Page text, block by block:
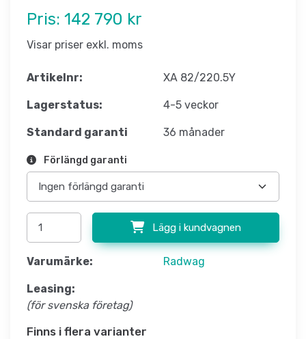
Pris: 142 790 kr
Visar priser exkl. moms
Artikelnr: XA 82/220.5Y
Lagerstatus: 4-5 veckor
Standard garanti 36 månader
Förlängd garanti
Lägg i kundvagnen
Varumärke: Radwag
Leasing:
(för svenska företag)
Finns i flera varianter